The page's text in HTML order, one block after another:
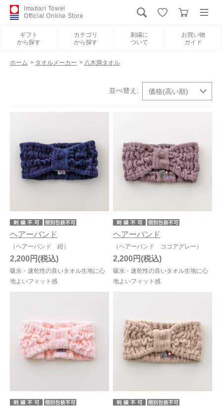
Imabari Towel
Official Online Store
ギフト
から探す
カテゴリ
から探す
刺繍に
ついて
お買い物
ガイド
新規会員登録
刺繍について
お買い物ガイド
今治タオルについて
当サイトについて
会員サービス
ヘルプ
規約
大量購入・法人向けの購入の方は
ヘアーバンド
（ヘアーバンド 紺）
吸水・速乾性の良いタオル生地に心
地よいフィット感
2,200円
ヘアーバンド
（ヘアーバンド ココアグレー）
吸水・速乾性の良いタオル生地に心
地よいフィット感
2,200円
ホーム > タオルメーカー > 八木満タオル